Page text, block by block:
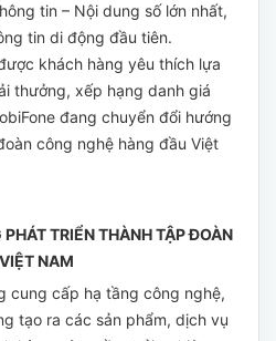
tin – Nội dung số lớn nhất,
tin di động đầu tiên.
khách hàng yêu thích lựa
thưởng, xếp hạng danh giá
đang chuyển đổi hướng
công nghệ hàng đầu Việt
TRIỂN THÀNH TẬP ĐOÀN
NAM
cung cấp hạ tầng công nghệ,
tạo ra các sản phẩm, dịch vụ